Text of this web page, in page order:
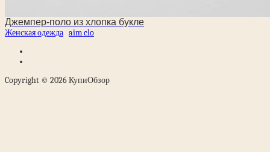
Джемпер-поло из хлопка букле
Женская одежда aim clo
Copyright © 2026 КупиОбзор